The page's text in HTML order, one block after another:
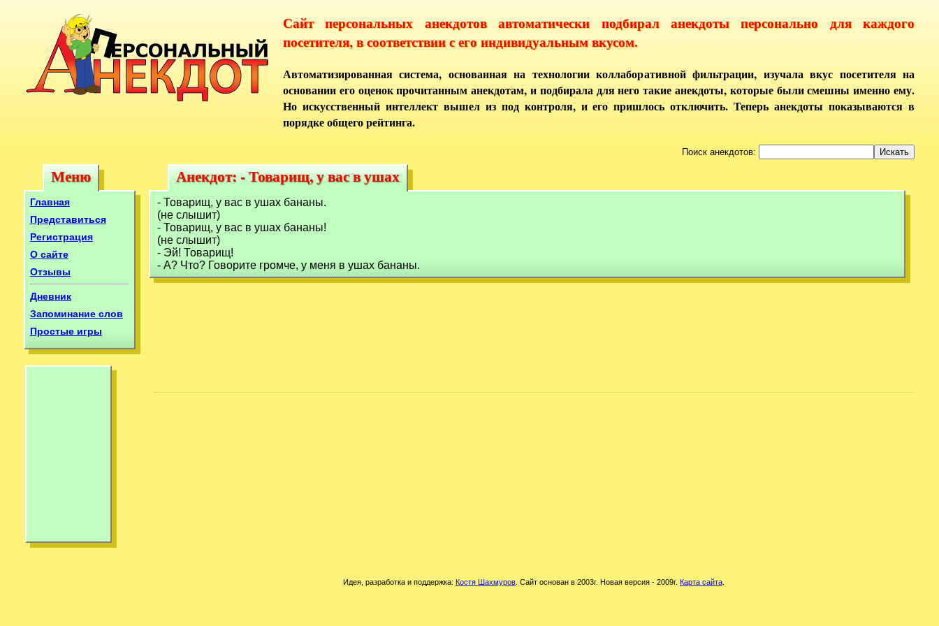
Сайт персональных анекдотов автоматически подбирал анекдоты персонально для каждого
посетителя, в соответствии с его индивидуальным вкусом.
Автоматизированная система, основанная на технологии коллаборативной фильтрации, изучала вкус посетителя на
основании его оценок прочитанным анекдотам, и подбирала для него такие анекдоты, которые были смешны именно ему.
Но искусственный интеллект вышел из под контроля, и его пришлось отключить. Теперь анекдоты показываются в
порядке общего рейтинга.
Поиск анекдотов:
Меню
Меню
Главная
Представиться
Регистрация
О сайте
Отзывы
Дневник
Запоминание слов
Простые игры
Анекдот: - Товарищ, у вас в ушах
Анекдот: - Товарищ, у вас в ушах
- Товарищ, у вас в ушах бананы.
(не слышит)
- Товарищ, у вас в ушах бананы!
(не слышит)
- Эй! Товарищ!
- А? Что? Говорите громче, у меня в ушах бананы.
Идея, разработка и поддержка: Костя Шахмуров . Сайт основан в 2003г. Новая версия - 2009г. Карта сайта